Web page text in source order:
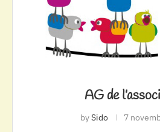
AG de
bySido 7